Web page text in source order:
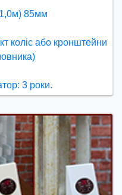
85мм
коліс або кронштейни
3 роки.